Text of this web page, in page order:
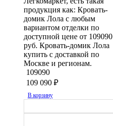
продукция как: Кровать-
домик Лола с любым
вариантом отделки по
доступной цене от 109090
руб. Кровать-домик Лола
купить с доставкой по
Москве и регионам.
109090
109 090 ₽
В корзину